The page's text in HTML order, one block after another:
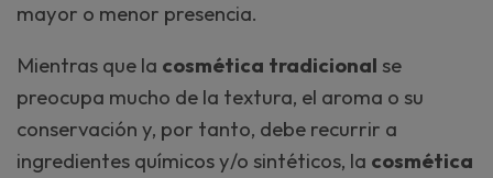
mayor o menor presencia.
Mientras que la cosmética tradicional se
preocupa mucho de la textura, el aroma o su
conservación y, por tanto, debe recurrir a
ingredientes químicos y/o sintéticos, la cosmética